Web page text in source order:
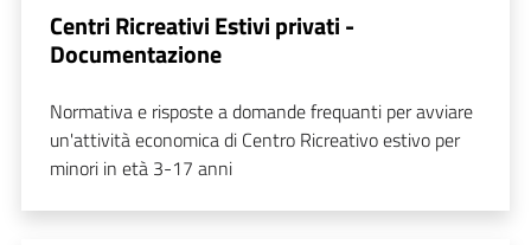
Centri Ricreativi Estivi privati -
Documentazione
Normativa e risposte a domande frequanti per avviare
un'attività economica di Centro Ricreativo estivo per
minori in età 3-17 anni